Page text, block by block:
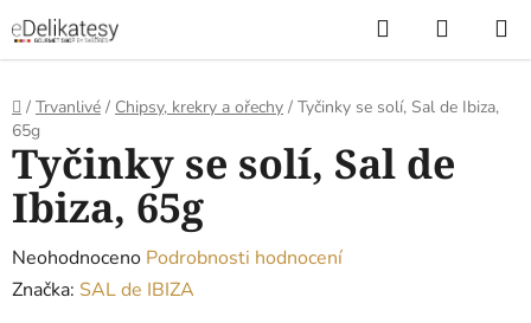
na
obsah
Hledat
KOŠÍK
Domů
/ Trvanlivé / Chipsy, krekry a ořechy / Tyčinky se solí, Sal de Ibiza,
65g
Tyčinky se solí, Sal de
Ibiza, 65g
Průměrné
hodnocení
Neohodnoceno Podrobnosti hodnocení
Značka: SAL de IBIZA